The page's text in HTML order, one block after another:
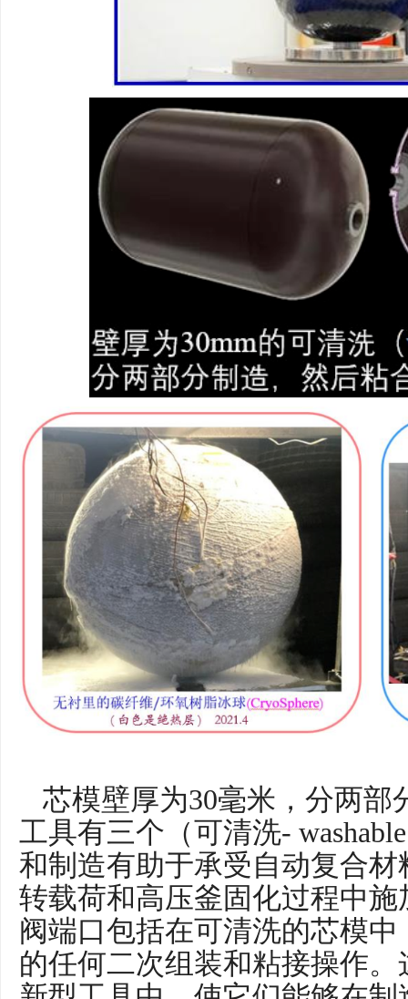
芯模壁厚为30毫米，分两部
工具有三个（可清洗-
和制造有助于承受自动复合
转载荷和高压釜固化过程中
阀端口包括在可清洗的芯模
的任何二次组装和粘接操作